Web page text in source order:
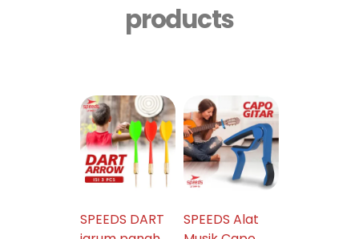
products
SPEEDS DART
SPEEDS Alat